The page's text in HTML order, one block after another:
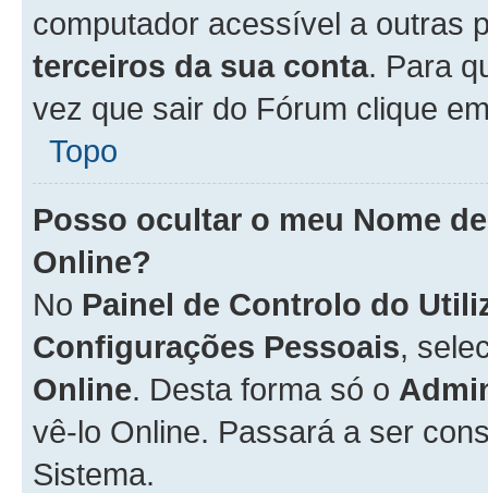
computador acessível a outras
terceiros da sua conta. Para
vez que sair do Fórum clique
Topo
Posso ocultar o meu Nome
Online?
No Painel de Controlo do
Configurações Pessoais,
Online. Desta forma só o
vê-lo Online. Passará a ser
Sistema.